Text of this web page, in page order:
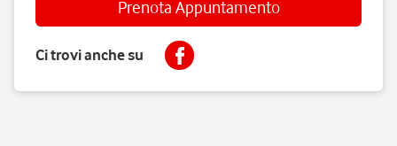
Prenota Appuntamento
Ci trovi anche su